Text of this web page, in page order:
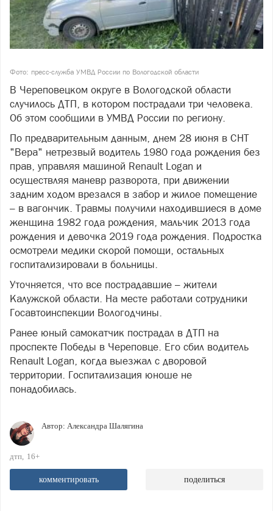
Фото: пресс-служба УМВД России по Вологодской области
В Череповецком округе в Вологодской области
случилось ДТП, в котором пострадали три человека.
Об этом сообщили в УМВД России по региону.
По предварительным данным, днем 28 июня в СНТ
"Вера" нетрезвый водитель 1980 года рождения без
прав, управляя машиной Renault Logan и
осуществляя маневр разворота, при движении
задним ходом врезался в забор и жилое помещение
– в вагончик. Травмы получили находившиеся в доме
женщина 1982 года рождения, мальчик 2013 года
рождения и девочка 2019 года рождения. Подростка
осмотрели медики скорой помощи, остальных
госпитализировали в больницы.
Уточняется, что все пострадавшие – жители
Калужской области. На месте работали сотрудники
Госавтоинспекции Вологодчины.
Ранее юный самокатчик пострадал в ДТП на
проспекте Победы в Череповце. Его сбил водитель
Renault Logan, когда выезжал с дворовой
территории. Госпитализация юноше не
понадобилась.
Автор: Александра Шалягина
дтп 16+
комментировать поделиться